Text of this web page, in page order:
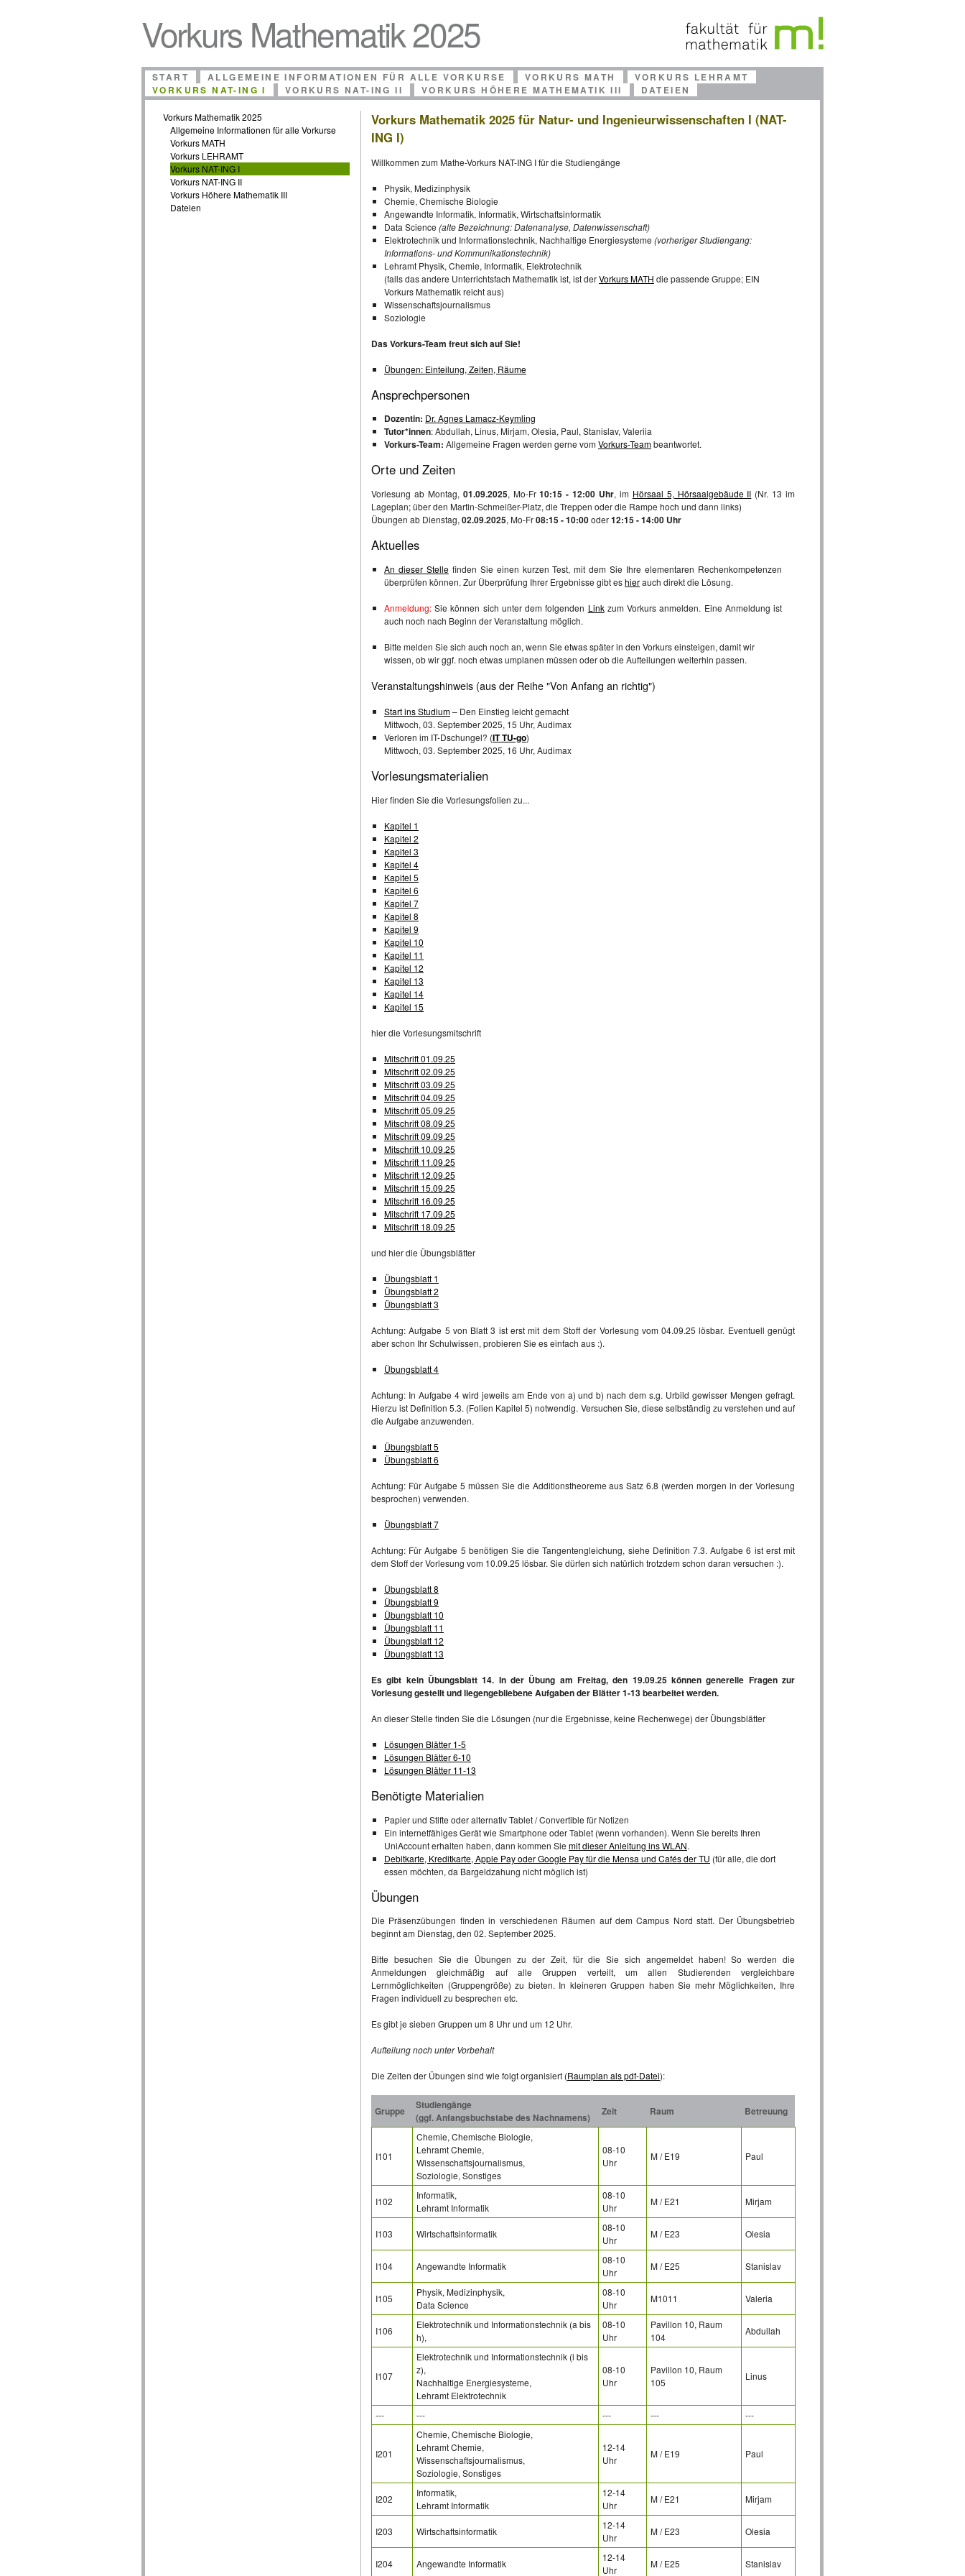
Vorkurs Mathematik 2025
START ALLGEMEINE INFORMATIONEN FÜR ALLE VORKURSE VORKURS MATH
VORKURS LEHRAMT
VORKURS NAT-ING I
VORKURS NAT-ING II VORKURS HÖHERE MATHEMATIK III DATEIEN
Vorkurs Mathematik 2025
Allgemeine Informationen für alle Vorkurse
Vorkurs MATH
Vorkurs LEHRAMT
Vorkurs NAT-ING I
Vorkurs NAT-ING II
Vorkurs Höhere Mathematik III
Dateien
Vorkurs Mathematik 2025 für Natur- und Ingenieurwissenschaften I (NAT-
ING I)
Willkommen zum Mathe-Vorkurs NAT-ING I für die Studiengänge
Physik, Medizinphysik
Chemie, Chemische Biologie
Angewandte Informatik, Informatik, Wirtschaftsinformatik
Data Science (alte Bezeichnung: Datenanalyse, Datenwissenschaft)
Elektrotechnik und Informationstechnik, Nachhaltige Energiesysteme (vorheriger Studiengang:
Informations- und Kommunikationstechnik)
Lehramt Physik, Chemie, Informatik, Elektrotechnik
(falls das andere Unterrichtsfach Mathematik ist, ist derVorkurs MATH die passende Gruppe; EIN
Vorkurs Mathematik reicht aus)
Wissenschaftsjournalismus
Soziologie
Das Vorkurs-Team freut sich auf Sie!
Übungen: Einteilung, Zeiten, Räume
Ansprechpersonen
Dozentin: Dr. Agnes Lamacz-Keymling
Tutor*innen: Abdullah, Linus, Mirjam, Olesia, Paul, Stanislav, Valeriia
Vorkurs-Team: Allgemeine Fragen werden gerne vomVorkurs-Teambeantwortet.
Orte und Zeiten
Vorlesung ab Montag, 01.09.2025, Mo-Fr10:15 - 12:00 Uhr, im Hörsaal 5, Hörsaalgebäude II (Nr. 13 im
Lageplan; über den Martin-Schmeißer-Platz, die Treppen oder die Rampe hoch und dann links)
Übungen ab Dienstag, 02.09.2025, Mo-Fr08:15 - 10:00oder12:15 - 14:00 Uhr
Aktuelles
An dieser Stellefinden Sie einen kurzen Test, mit dem Sie Ihre elementaren Rechenkompetenzen
überprüfen können. Zur Überprüfung Ihrer Ergebnisse gibt eshierauch direkt die Lösung.
Anmeldung:Sie können sich unter dem folgenden Linkzum Vorkurs anmelden. Eine Anmeldung ist
auch noch nach Beginn der Veranstaltung möglich.
Bitte melden Sie sich auch noch an, wenn Sie etwas später in den Vorkurs einsteigen, damit wir
wissen, ob wir ggf. noch etwas umplanen müssen oder ob die Aufteilungen weiterhin passen.
Veranstaltungshinweis (aus der Reihe "Von Anfang an richtig")
Start ins Studium– Den Einstieg leicht ge­macht
Mittwoch, 03. September 2025, 15 Uhr, Audimax
Verloren im IT-Dschungel? (IT TU-go)
Mittwoch, 03. September 2025, 16 Uhr, Audimax
Vorlesungsmaterialien
Hier finden Sie die Vorlesungsfolien zu...
Kapitel 1
Kapitel 2
Kapitel 3
Kapitel 4
Kapitel 5
Kapitel 6
Kapitel 7
Kapitel 8
Kapitel 9
Kapitel 10
Kapitel 11
Kapitel 12
Kapitel 13
Kapitel 14
Kapitel 15
hier die Vorlesungsmitschrift
Mitschrift 01.09.25
Mitschrift 02.09.25
Mitschrift 03.09.25
Mitschrift 04.09.25
Mitschrift 05.09.25
Mitschrift 08.09.25
Mitschrift 09.09.25
Mitschrift 10.09.25
Mitschrift 11.09.25
Mitschrift 12.09.25
Mitschrift 15.09.25
Mitschrift 16.09.25
Mitschrift 17.09.25
Mitschrift 18.09.25
und hier die Übungsblätter
Übungsblatt 1
Übungsblatt 2
Übungsblatt 3
Achtung: Aufgabe 5 von Blatt 3 ist erst mit dem Stoff der Vorlesung vom 04.09.25 lösbar. Eventuell genügt
aber schon Ihr Schulwissen, probieren Sie es einfach aus :).
Übungsblatt 4
Achtung: In Aufgabe 4 wird jeweils am Ende von a) und b) nach dem s.g. Urbild gewisser Mengen gefragt.
Hierzu ist Definition 5.3. (Folien Kapitel 5) notwendig. Versuchen Sie, diese selbständig zu verstehen und auf
die Aufgabe anzuwenden.
Übungsblatt 5
Übungsblatt 6
Achtung: Für Aufgabe 5 müssen Sie die Additionstheoreme aus Satz 6.8 (werden morgen in der Vorlesung
besprochen) verwenden.
Übungsblatt 7
Achtung: Für Aufgabe 5 benötigen Sie die Tangentengleichung, siehe Definition 7.3. Aufgabe 6 ist erst mit
dem Stoff der Vorlesung vom 10.09.25 lösbar. Sie dürfen sich natürlich trotzdem schon daran versuchen :).
Übungsblatt 8
Übungsblatt 9
Übungsblatt 10
Übungsblatt 11
Übungsblatt 12
Übungsblatt 13
Es gibt kein Übungsblatt 14. In der Übung am Freitag, den 19.09.25 können generelle Fragen zur
Vorlesung gestellt und liegengebliebene Aufgaben der Blätter 1-13 bearbeitet werden.
An dieser Stelle finden Sie die Lösungen (nur die Ergebnisse, keine Rechenwege) der Übungsblätter
Lösungen Blätter 1-5
Lösungen Blätter 6-10
Lösungen Blätter 11-13
Benötigte Materialien
Papier und Stifte oder alternativ Tablet / Convertible für Notizen
Ein internetfähiges Gerät wie Smartphone oder Tablet (wenn vorhanden). Wenn Sie bereits Ihren
UniAccount erhalten haben, dann kommen Sie mit dieser Anleitung ins WLAN.
Debitkarte, Kreditkarte, Apple Pay oder Google Pay für die Mensa und Cafés der TU (für alle, die dort
essen möchten, da Bargeldzahung nicht möglich ist)
Übungen
Die Präsenzübungen finden in verschiedenen Räumen auf dem Campus Nord statt. Der Übungsbetrieb
beginnt am Dienstag, den 02. September 2025.
Bitte besuchen Sie die Übungen zu der Zeit, für die Sie sich angemeldet haben! So werden die
Anmeldungen gleichmäßig auf alle Gruppen verteilt, um allen Studierenden vergleichbare
Lernmöglichkeiten (Gruppengröße) zu bieten. In kleineren Gruppen haben Sie mehr Möglichkeiten, Ihre
Fragen individuell zu besprechen etc.
Es gibt je sieben Gruppen um 8 Uhr und um 12 Uhr.
Aufteilung noch unter Vorbehalt
Die Zeiten der Übungen sind wie folgt organisiert (Raumplan als pdf-Datei):
Gruppe
Studiengänge
(ggf. Anfangsbuchstabe des Nachnamens)
Zeit Raum Betreuung
I101
Chemie, Chemische Biologie,
Lehramt Chemie,
Wissenschaftsjournalismus,
Soziologie, Sonstiges
08-10
Uhr
M / E19 Paul
I102
Informatik,
Lehramt Informatik
08-10
Uhr
M / E21 Mirjam
I103 Wirtschaftsinformatik
08-10
Uhr
M / E23 Olesia
I104 Angewandte Informatik
08-10
Uhr
M / E25 Stanislav
I105
Physik, Medizinphysik,
Data Science
08-10
Uhr
M1011 Valeria
I106
Elektrotechnik und Informationstechnik (a bis
h),
08-10
Uhr
Pavillon 10, Raum
104
Abdullah
I107
Elektrotechnik und Informationstechnik (i bis
z),
Nachhaltige Energiesysteme,
Lehramt Elektrotechnik
08-10
Uhr
Pavillon 10, Raum
105
Linus
--- --- --- --- ---
I201
Chemie, Chemische Biologie,
Lehramt Chemie,
Wissenschaftsjournalismus,
Soziologie, Sonstiges
12-14
Uhr
M / E19 Paul
I202
Informatik,
Lehramt Informatik
12-14
Uhr
M / E21 Mirjam
I203 Wirtschaftsinformatik
12-14
Uhr
M / E23 Olesia
I204 Angewandte Informatik
12-14
Uhr
M / E25 Stanislav